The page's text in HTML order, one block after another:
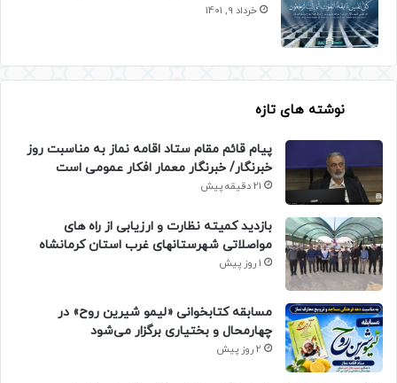
خرداد 9, 1401
نوشته های تازه
پیام قائم مقام ستاد اقامه نماز به مناسبت روز
خبرنگار/ خبرنگار معمار افکار عمومی است
21 دقیقه پیش
بازدید کمیته نظارت و ارزیابی از راه های
مواصلاتی شهرستانهای غرب استان کرمانشاه
1 روز پیش
مسابقه کتابخوانی «لیمو شیرین روح» در
چهارمحال و بختیاری برگزار می‌شود
2 روز پیش